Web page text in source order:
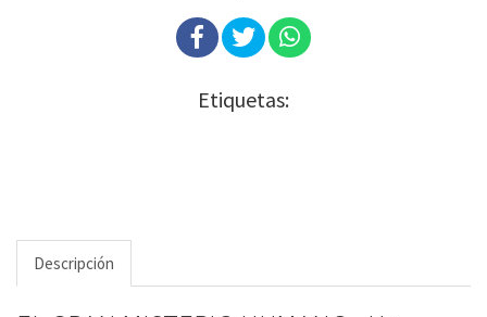
Etiquetas:
Descripción